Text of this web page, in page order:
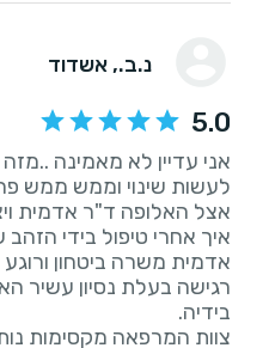
נ.ב., אשדוד
5.0
אני עדיין לא מאמינה
לעשות שינוי וממש ממש
אצל האלופה ד"ר אדמית
רגישה בעלת נסיון עשיר